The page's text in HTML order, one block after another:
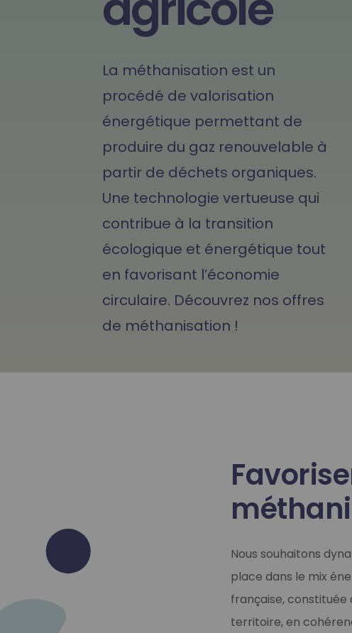
Formation Hydrogène
La méthanisation est un
procédé de valorisation
énergétique permettant de
produire du gaz renouvelable à
partir de déchets organiques.
Une technologie vertueuse qui
contribue à la transition
écologique et énergétique tout
en favorisant l’économie
circulaire. Découvrez nos offres
de méthanisation !
Nous souhaitons
place dans le mix
française, constituée
territoire, en